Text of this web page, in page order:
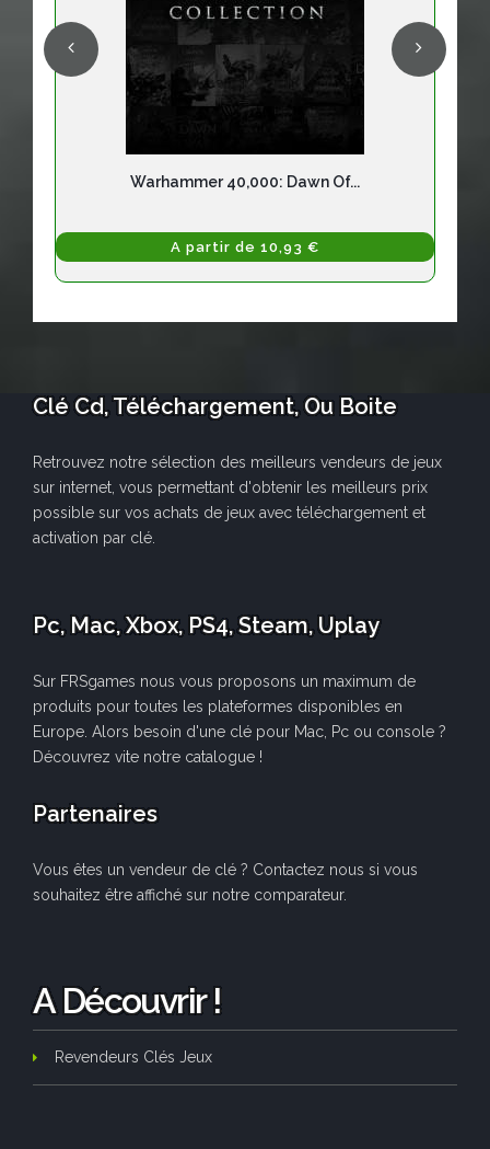
Warhammer 40,000: Dawn Of...
A partir de 10,93 €
Clé Cd, Téléchargement, Ou Boite
Retrouvez notre sélection des meilleurs vendeurs de jeux
sur internet, vous permettant d'obtenir les meilleurs prix
possible sur vos achats de jeux avec téléchargement et
activation par clé.
Pc, Mac, Xbox, PS4, Steam, Uplay
Sur FRSgames nous vous proposons un maximum de
produits pour toutes les plateformes disponibles en
Europe. Alors besoin d'une clé pour Mac, Pc ou console ?
Découvrez vite notre catalogue !
Partenaires
Vous êtes un vendeur de clé ? Contactez nous si vous
souhaitez être affiché sur notre comparateur.
A Découvrir !
Revendeurs Clés Jeux